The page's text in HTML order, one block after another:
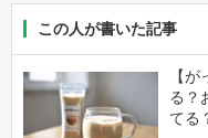
この人が書いた記事
【
る？
てる